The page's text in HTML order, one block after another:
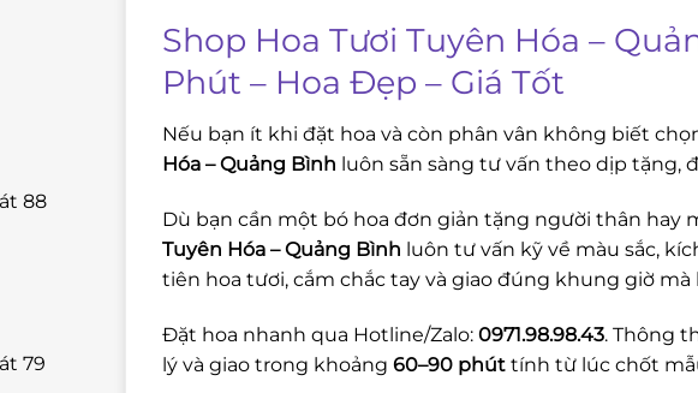
88
79
Shop Hoa Tươi Tuyên Hóa –
Phút – Hoa Đẹp – Giá Tốt
Nếu bạn ít khi đặt hoa và còn phân vân không biết
Hóa – Quảng Bình luôn sẵn sàng tư vấn theo dịp tặng,
Dù bạn cần một bó hoa đơn giản tặng người thân hay
Tuyên Hóa – Quảng Bình luôn tư vấn kỹ về màu sắc,
tiên hoa tươi, cắm chắc tay và giao đúng khung giờ mà
Đặt hoa nhanh qua Hotline/Zalo: 0971.98.98.43. Thông
lý và giao trong khoảng 60–90 phút tính từ lúc chốt